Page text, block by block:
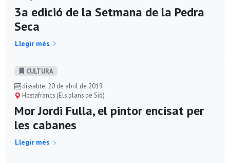
3a edició de la Setmana de la Pedra
Seca
Llegir més
CULTURA
dissabte, 20 de abril de 2019
Hostafrancs (Els plans de Sió)
Mor Jordi Fulla, el pintor encisat per
les cabanes
Llegir més